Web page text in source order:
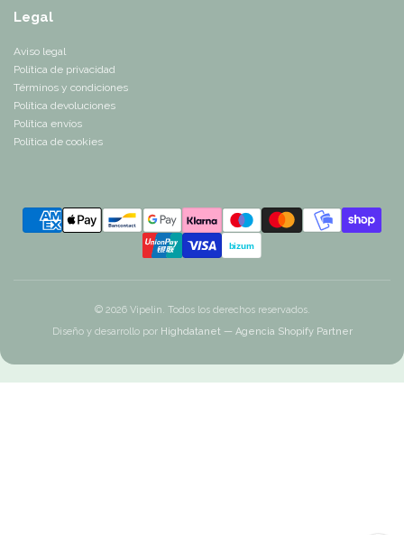
Legal
Aviso legal
Política de privacidad
Términos y condiciones
Política devoluciones
Política envíos
Política de cookies
© 2026 Vipelin. Todos los derechos reservados.
Diseño y desarrollo por Highdatanet — Agencia Shopify Partner